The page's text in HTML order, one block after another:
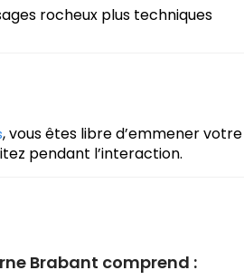
rocheux plus techniques
, vous êtes libre d’emmener
pendant l’interaction.
Brabant comprend :